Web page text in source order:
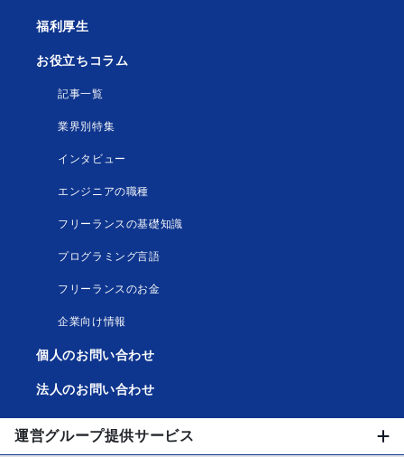
福利厚生
お役立ちコラム
記事一覧
業界別特集
インタビュー
エンジニアの職種
フリーランスの基礎知識
プログラミング言語
フリーランスのお金
企業向け情報
個人のお問い合わせ
法人のお問い合わせ
運営グループ提供サービス